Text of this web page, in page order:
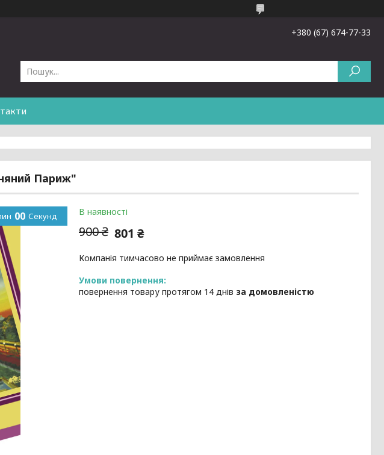
+380 (67) 674-77-33
Париж"
00 Секунд В наявності
900 ₴ 801 ₴
Компанія тимчасово не приймає замовлення
повернення товару протягом 14 днів за домовленістю